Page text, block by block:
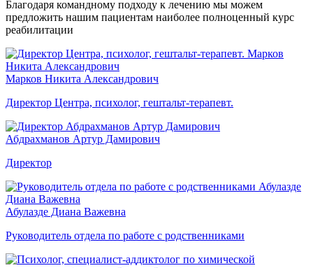
Благодаря командному подходу к лечению мы можем
предложить нашим пациентам наиболее полноценный курс
реабилитации
Марков Никита Александрович
Директор Центра, психолог, гештальт-терапевт.
Абдрахманов Артур Дамирович
Директор
Абулазде Диана Важевна
Руководитель отдела по работе с родственниками